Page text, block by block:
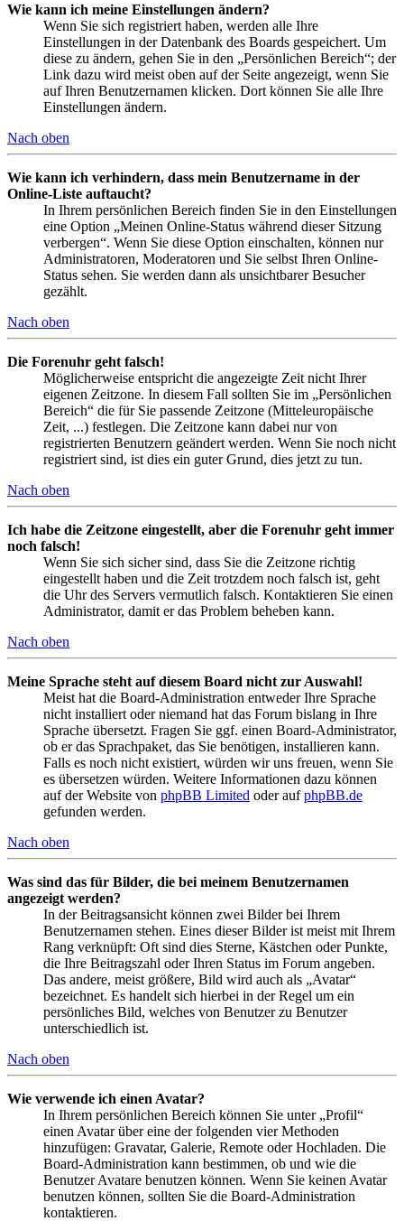
Wie kann ich meine Einstellungen ändern?
Wenn Sie sich registriert haben, werden alle Ihre
Einstellungen in der Datenbank des Boards gespeichert. Um
diese zu ändern, gehen Sie in den „Persönlichen Bereich“; der
Link dazu wird meist oben auf der Seite angezeigt, wenn Sie
auf Ihren Benutzernamen klicken. Dort können Sie alle Ihre
Einstellungen ändern.
Nach oben
Wie kann ich verhindern, dass mein Benutzername in der
Online-Liste auftaucht?
In Ihrem persönlichen Bereich finden Sie in den Einstellungen
eine Option „Meinen Online-Status während dieser Sitzung
verbergen“. Wenn Sie diese Option einschalten, können nur
Administratoren, Moderatoren und Sie selbst Ihren Online-
Status sehen. Sie werden dann als unsichtbarer Besucher
gezählt.
Nach oben
Die Forenuhr geht falsch!
Möglicherweise entspricht die angezeigte Zeit nicht Ihrer
eigenen Zeitzone. In diesem Fall sollten Sie im „Persönlichen
Bereich“ die für Sie passende Zeitzone (Mitteleuropäische
Zeit, ...) festlegen. Die Zeitzone kann dabei nur von
registrierten Benutzern geändert werden. Wenn Sie noch nicht
registriert sind, ist dies ein guter Grund, dies jetzt zu tun.
Nach oben
Ich habe die Zeitzone eingestellt, aber die Forenuhr geht immer
noch falsch!
Wenn Sie sich sicher sind, dass Sie die Zeitzone richtig
eingestellt haben und die Zeit trotzdem noch falsch ist, geht
die Uhr des Servers vermutlich falsch. Kontaktieren Sie einen
Administrator, damit er das Problem beheben kann.
Nach oben
Meine Sprache steht auf diesem Board nicht zur Auswahl!
Meist hat die Board-Administration entweder Ihre Sprache
nicht installiert oder niemand hat das Forum bislang in Ihre
Sprache übersetzt. Fragen Sie ggf. einen Board-Administrator,
ob er das Sprachpaket, das Sie benötigen, installieren kann.
Falls es noch nicht existiert, würden wir uns freuen, wenn Sie
es übersetzen würden. Weitere Informationen dazu können
auf der Website von phpBB Limited oder aufphpBB.de
gefunden werden.
Nach oben
Was sind das für Bilder, die bei meinem Benutzernamen
angezeigt werden?
In der Beitragsansicht können zwei Bilder bei Ihrem
Benutzernamen stehen. Eines dieser Bilder ist meist mit Ihrem
Rang verknüpft: Oft sind dies Sterne, Kästchen oder Punkte,
die Ihre Beitragszahl oder Ihren Status im Forum angeben.
Das andere, meist größere, Bild wird auch als „Avatar“
bezeichnet. Es handelt sich hierbei in der Regel um ein
persönliches Bild, welches von Benutzer zu Benutzer
unterschiedlich ist.
Nach oben
Wie verwende ich einen Avatar?
In Ihrem persönlichen Bereich können Sie unter „Profil“
einen Avatar über eine der folgenden vier Methoden
hinzufügen: Gravatar, Galerie, Remote oder Hochladen. Die
Board-Administration kann bestimmen, ob und wie die
Benutzer Avatare benutzen können. Wenn Sie keinen Avatar
benutzen können, sollten Sie die Board-Administration
kontaktieren.